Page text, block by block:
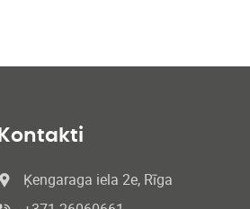
Kontakti
Ķengaraga iela 2e, Rīga